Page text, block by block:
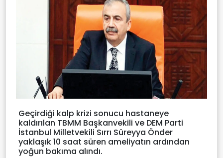
Geçirdiği kalp krizi sonucu hastaneye
kaldırılan TBMM Başkanvekili ve DEM Parti
İstanbul Milletvekili Sırrı Süreyya Önder
yaklaşık 10 saat süren ameliyatın ardından
yoğun bakıma alındı.